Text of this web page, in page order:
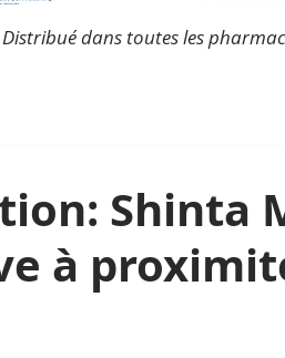
Distribué dans toutes les
Shinta
à